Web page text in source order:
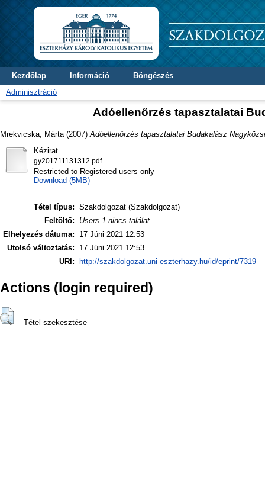
Kezdőlap Információ
Böngészés
Adminisztráció
Adóellenőrzés tapasztalatai
Mrekvicska, Márta (2007) Adóellenőrzés tapasztalatai Budakalász
Kézirat
gy201711131312.pdf
Restricted to Registered users only
Download (5MB)
Tétel típus: Szakdolgozat (Szakdolgozat)
Feltöltő:
Users 1 nincs találat.
Elhelyezés dátuma:
17 Júni 2021 12:53
Utolsó változtatás:
17 Júni 2021 12:53
URI:
http://szakdolgozat.uni-eszterhazy.hu/id/eprint/7319
Actions (login required)
Tétel szekesztése